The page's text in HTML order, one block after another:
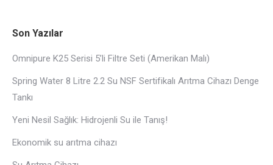
Son Yazılar
Omnipure K25 Serisi 5’li Filtre Seti (Amerikan Malı)
Spring Water 8 Litre 2.2 Su NSF Sertifikalı Arıtma Cihazı Denge
Tankı
Yeni Nesil Sağlık: Hidrojenli Su ile Tanış!
Ekonomik su arıtma cihazı